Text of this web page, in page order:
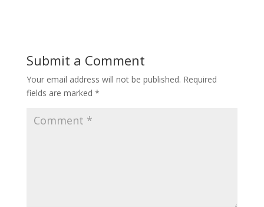
Submit a Comment
Your email address will not be published. Required
fields are marked *